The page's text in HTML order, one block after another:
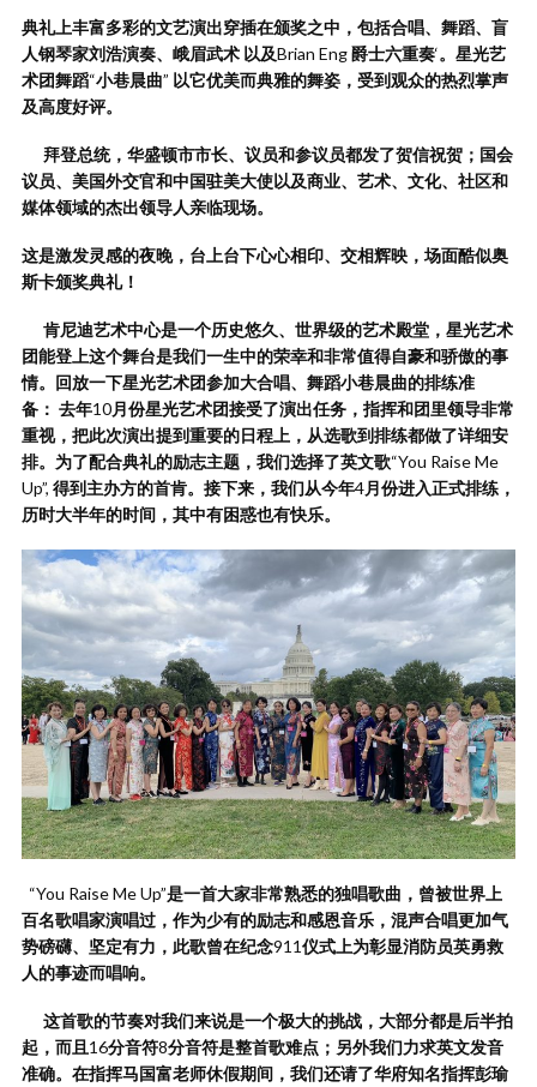
典礼上丰富多彩的文艺演出穿插在颁奖之中，包括合唱、舞蹈、盲
人钢琴家刘浩演奏、峨眉武术 以及Brian Eng爵士六重奏‘。星光艺
术团舞蹈“小巷晨曲” 以它优美而典雅的舞姿，受到观众的热烈掌声
及高度好评。
拜登总统，华盛顿市市长、议员和参议员都发了贺信祝贺；国会
议员、美国外交官和中国驻美大使以及商业、艺术、文化、社区和
媒体领域的杰出领导人亲临现场。
这是激发灵感的夜晚，台上台下心心相印、交相辉映，场面酷似奥
斯卡颁奖典礼！
肯尼迪艺术中心是一个历史悠久、世界级的艺术殿堂，星光艺术
团能登上这个舞台是我们一生中的荣幸和非常值得自豪和骄傲的事
情。回放一下星光艺术团参加大合唱、舞蹈小巷晨曲的排练准
备： 去年10月份星光艺术团接受了演出任务，指挥和团里领导非常
重视，把此次演出提到重要的日程上，从选歌到排练都做了详细安
排。为了配合典礼的励志主题，我们选择了英文歌“You Raise Me
Up”, 得到主办方的首肯。接下来，我们从今年4月份进入正式排练，
历时大半年的时间，其中有困惑也有快乐。
“You Raise Me Up”是一首大家非常熟悉的独唱歌曲，曾被世界上
百名歌唱家演唱过，作为少有的励志和感恩音乐，混声合唱更加气
势磅礴、坚定有力，此歌曾在纪念911仪式上为彰显消防员英勇救
人的事迹而唱响。
这首歌的节奏对我们来说是一个极大的挑战，大部分都是后半拍
起，而且 16分音符8分音符是整首歌难点；另外我们力求英文发音
准确。在指挥马国富老师休假期间，我们还请了华府知名指挥彭瑜